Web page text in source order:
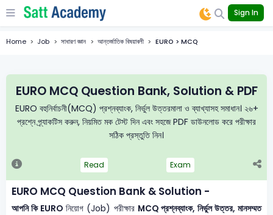
Sign In
Home Job সাধারণ জ্ঞান আন্তর্জাতিক বিষয়াবলী EURO > MCQ
EURO MCQ Question Bank, Solution & PDF
EURO বহুনির্বাচনী(MCQ) প্রশ্নব্যাংক, নির্ভুল উত্তরমালা ও ব্যাখ্যাসহ সমাধান। ২৬+
প্রশ্নে প্র্যাকটিস করুন, নিয়মিত মক টেস্ট দিন এবং সহজে PDF ডাউনলোড করে পরীক্ষার
সঠিক প্রস্তুতি নিন।
Read Exam
EURO MCQ Question Bank & Solution -
আপনি কি EURO নিয়োগ (Job) পরীক্ষার MCQ প্রশ্নব্যাংক, নির্ভুল উত্তর, মানসম্মত